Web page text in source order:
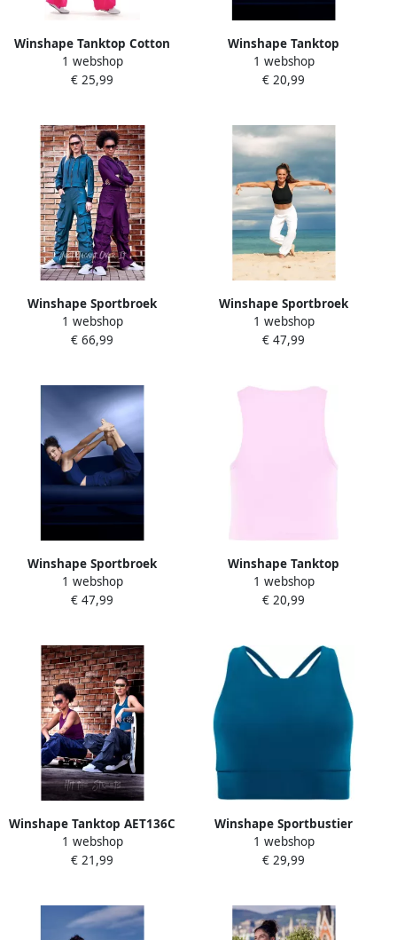
Winshape Tanktop Cotton
Tanktop WVR24
1 webshop
€ 25,99
Winshape Tanktop
AET135LS Functioneel licht
en zacht
1 webshop
€ 20,99
Winshape Sportbroek
Functionele Comfort Cargo
Broek CP101C
1 webshop
€ 66,99
Winshape Sportbroek
Functional Light and
Comfort Wide Leg Pants
1 webshop
€ 47,99
Winshape Sportbroek
Functional Light and
Comfort Wide Leg Pants
1 webshop
€ 47,99
Winshape Tanktop
AET135LS Functioneel licht
en zacht
1 webshop
€ 20,99
Winshape Tanktop AET136C
Functioneel comfort
1 webshop
€ 21,99
Winshape Sportbustier
Functional Comfort Sport-
BH SB103C
1 webshop
€ 29,99